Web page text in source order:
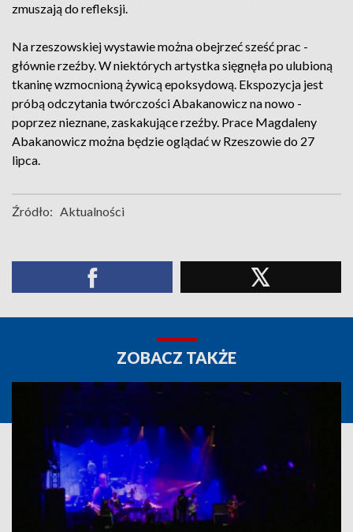
zmuszają do refleksji.
Na rzeszowskiej wystawie można obejrzeć sześć prac -
głównie rzeźby. W niektórych artystka sięgnęła po ulubioną
tkaninę wzmocnioną żywicą epoksydową. Ekspozycja jest
próbą odczytania twórczości Abakanowicz na nowo -
poprzez nieznane, zaskakujące rzeźby. Prace Magdaleny
Abakanowicz można będzie oglądać w Rzeszowie do 27
lipca.
Źródło: Aktualności
ZOBACZ TAKŻE